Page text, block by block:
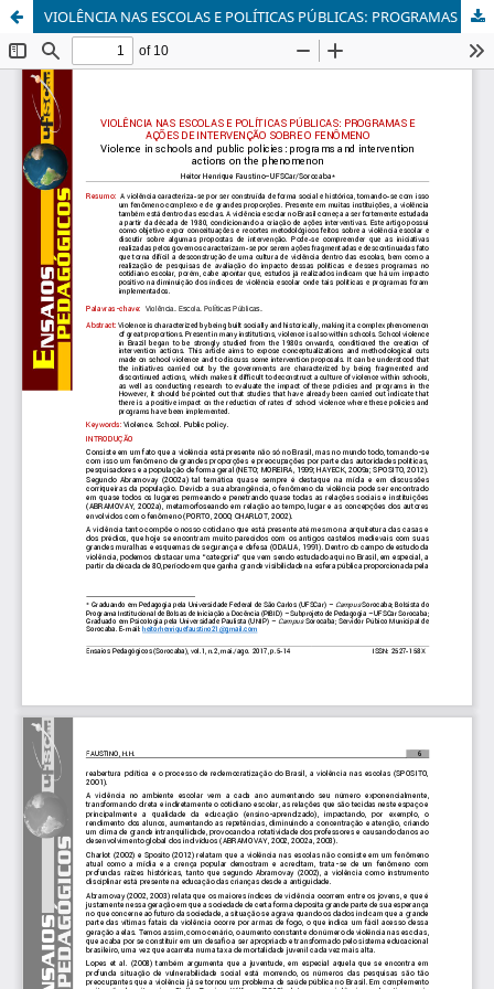
VIOLÊNCIA NAS ESCOLAS E POLÍTICAS PÚBLICAS: PROGRAMAS E AÇÕES DE INTERVENÇÃO SOBRE O FENÔMENO